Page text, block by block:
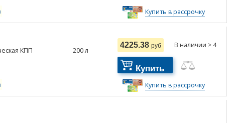
Купить в рассрочку
КПП 200л
4225.38 руб В наличии > 4
Купить
Купить в рассрочку